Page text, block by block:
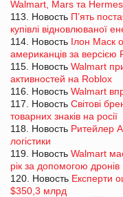
Walmart, Mars та Hermes
113. Новость П’ять
купівлі відновлюваної
114. Новость Ілон Маск
американців за версією
115. Новость Walmart
активностей на Roblox
116. Новость Walmart
117. Новость Світові
товарних знаків на росії
118. Новость Ритейлер
логістики
119. Новость Walmart
рік за допомогою дронів
120. Новость Експерти
$350,3 млрд